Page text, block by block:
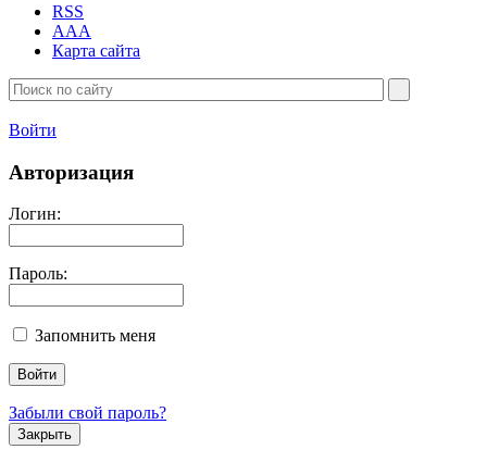
RSS
AAA
Карта сайта
Войти
Авторизация
Логин:
Пароль:
Запомнить меня
Забыли свой пароль?
Закрыть